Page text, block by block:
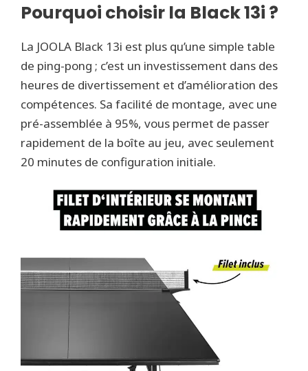
Pourquoi choisir la Black 13i ?
La JOOLA Black 13i est plus qu’une simple table
de ping-pong ; c’est un investissement dans des
heures de divertissement et d’amélioration des
compétences. Sa facilité de montage, avec une
pré-assemblée à 95%, vous permet de passer
rapidement de la boîte au jeu, avec seulement
20 minutes de configuration initiale.